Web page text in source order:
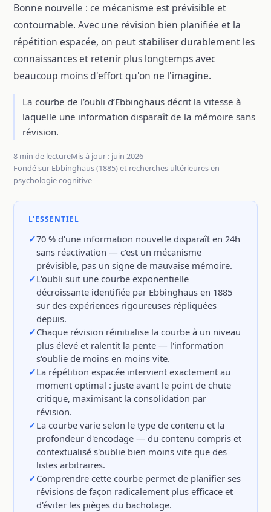
Bonne nouvelle : ce mécanisme est prévisible et
contournable. Avec une révision bien planifiée et la
répétition espacée, on peut stabiliser durablement les
connaissances et retenir plus longtemps avec
beaucoup moins d'effort qu'on ne l'imagine.
La courbe de l’oubli d’Ebbinghaus décrit la vitesse à
laquelle une information disparaît de la mémoire sans
révision.
8 min de lectureMis à jour : juin 2026
Fondé sur Ebbinghaus (1885) et recherches ultérieures en
psychologie cognitive
L'ESSENTIEL
70 % d'une information nouvelle disparaît en 24h
sans réactivation — c'est un mécanisme
prévisible, pas un signe de mauvaise mémoire.
L'oubli suit une courbe exponentielle
décroissante identifiée par Ebbinghaus en 1885
sur des expériences rigoureuses répliquées
depuis.
Chaque révision réinitialise la courbe à un niveau
plus élevé et ralentit la pente — l'information
s'oublie de moins en moins vite.
La répétition espacée intervient exactement au
moment optimal : juste avant le point de chute
critique, maximisant la consolidation par
révision.
La courbe varie selon le type de contenu et la
profondeur d'encodage — du contenu compris et
contextualisé s'oublie bien moins vite que des
listes arbitraires.
Comprendre cette courbe permet de planifier ses
révisions de façon radicalement plus efficace et
d'éviter les pièges du bachotage.